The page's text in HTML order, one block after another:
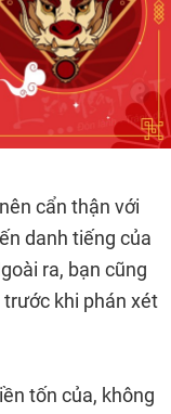
cẩn thận với
danh tiếng của
ra, bạn cũng
khi phán xét
tốn của, không